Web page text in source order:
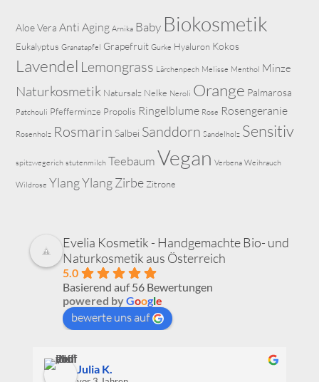
Aloe Vera Anti Aging Arnika Baby Biokosmetik
Eukalyptus Granatapfel Grapefruit Gurke Hyaluron Kokos
Lavendel Lemongrass Lärchenpech Melisse Menthol Minze
Naturkosmetik Natursalz Nelke Neroli Orange Palmarosa
Patchouli Pfefferminze Propolis Ringelblume Rose Rosengeranie
Rosenholz Rosmarin Salbei Sanddorn Sandelholz Sensitiv
spitzwegerich stutenmilch TeebaumVegan Verbena Weihrauch
Wildrose Ylang YlangZirbe Zitrone
Evelia Kosmetik - Handgemachte Bio- und
Naturkosmetik aus Österreich
5.0
Basierend auf 56 Bewertungen
powered byGoogle
bewerte uns auf
Julia K.